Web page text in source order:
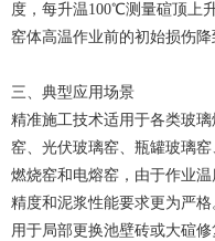
度，每升温100℃测量碹顶上
窑体高温作业前的初始损伤降
三、典型应用场景
精准施工技术适用于各类玻
窑、光伏玻璃窑、瓶罐玻璃
燃烧窑和电熔窑，由于作业
精度和泥浆性能要求更为严
用于局部更换池壁砖或大碹